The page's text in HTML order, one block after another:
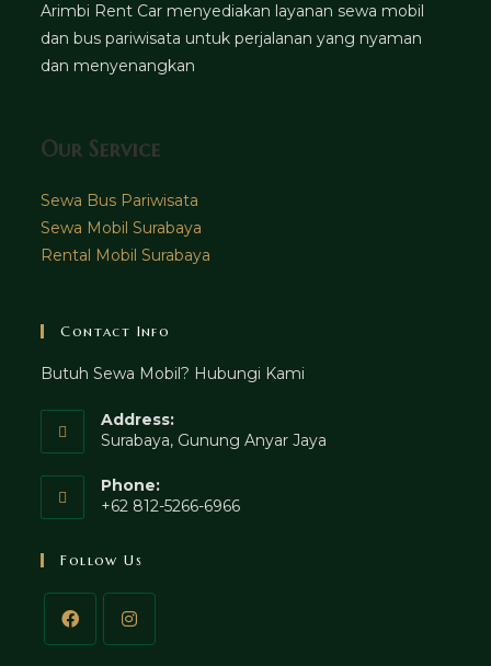
Arimbi Rent Car menyediakan layanan sewa mobil
dan bus pariwisata untuk perjalanan yang nyaman
dan menyenangkan
Our Service
Sewa Bus Pariwisata
Sewa Mobil Surabaya
Rental Mobil Surabaya
Contact Info
Butuh Sewa Mobil? Hubungi Kami
Address:
Surabaya, Gunung Anyar Jaya
Phone:
+62 812-5266-6966
Follow Us